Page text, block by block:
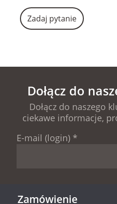
Zadaj pytanie
Dołącz do
Dołącz do naszego
ciekawe informacje,
E-mail (login) *
Zamówienie